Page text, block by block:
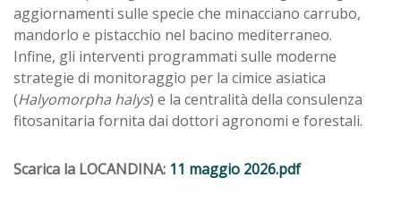
aggiornamenti sulle specie che minacciano carrubo,
mandorlo e pistacchio nel bacino mediterraneo.
Infine, gli interventi programmati sulle moderne
strategie di monitoraggio per la cimice asiatica
(Halyomorpha halys) e la centralità della consulenza
fitosanitaria fornita dai dottori agronomi e forestali.
Scarica la LOCANDINA: 11 maggio 2026.pdf